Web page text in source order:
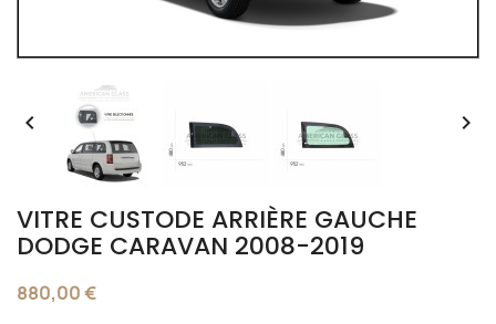
 
VITRE CUSTODE ARRIÈRE GAUCHE
DODGE CARAVAN 2008-2019
880,00 €